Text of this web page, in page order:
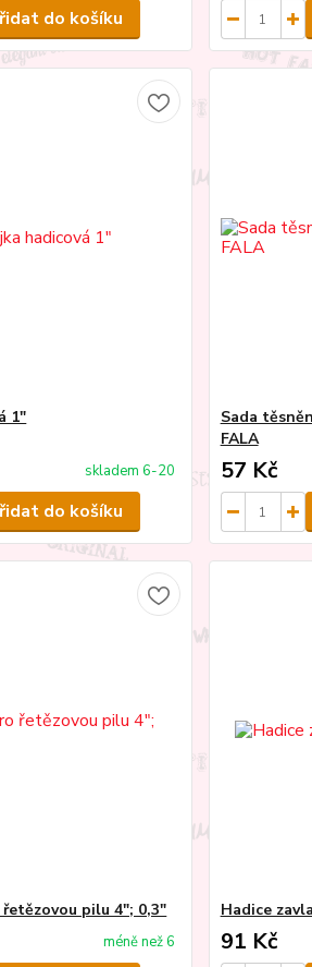
do košíku
1"
skladem 6-20
do košíku
Sada
FALA
57 Kč
pilu 4"; 0,3"
méně než 6
Hadice
91 Kč